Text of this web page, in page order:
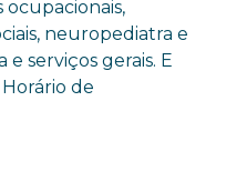
neuropediatra e
serviços gerais. E
de